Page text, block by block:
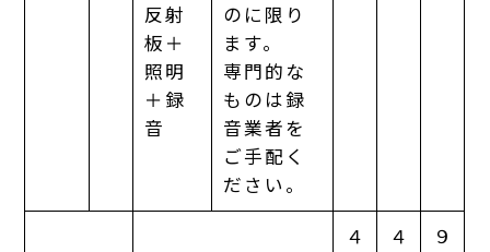
反射
板＋
照明
＋録
音
のに限り
ます。
専門的な
ものは録
音業者を
ご手配く
ださい。
４
４
９